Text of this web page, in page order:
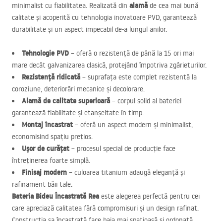
minimalist cu fiabilitatea. Realizată din alamă de cea mai bună
calitate și acoperită cu tehnologia inovatoare PVD, garantează
durabilitate și un aspect impecabil de-a lungul anilor.
Tehnologie PVD – oferă o rezistență de până la 15 ori mai
mare decât galvanizarea clasică, protejând împotriva zgârieturilor.
Rezistență ridicată – suprafața este complet rezistentă la
coroziune, deteriorări mecanice și decolorare.
Alamă de calitate superioară – corpul solid al bateriei
garantează fiabilitate și etanșeitate în timp.
Montaj încastrat – oferă un aspect modern și minimalist,
economisind spațiu prețios.
Ușor de curățat – procesul special de producție face
întreținerea foarte simplă.
Finisaj modern – culoarea titanium adaugă eleganță și
rafinament băii tale.
Bateria Bideu Încastrată Rea este alegerea perfectă pentru cei
care apreciază calitatea fără compromisuri și un design rafinat.